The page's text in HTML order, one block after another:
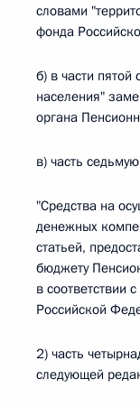
словами
фонда
б) в части
населения"
органа
в) часть
"Средства на
денежных
статьей,
бюджету
в соответствии
Российской
2) часть
следующей